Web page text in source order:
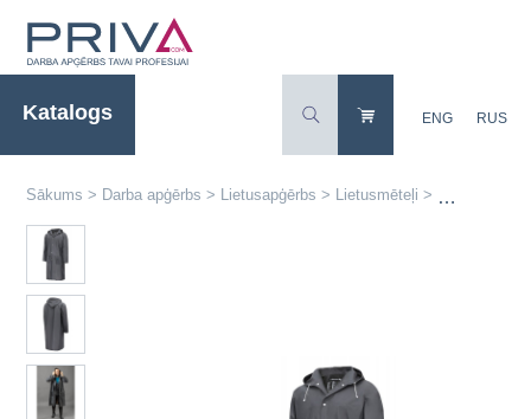
Katalogs ENG RUS
Sākums > Darba apģērbs > Lietusapģērbs > Lietusmēteļi >